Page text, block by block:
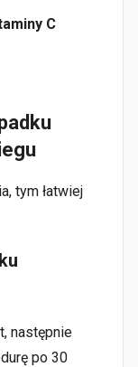
C
tym łatwiej
następnie
po 30